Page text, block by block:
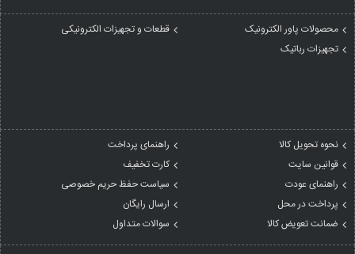
محصولات پاور الکترونیک
قطعات و تجهیزات الکترونیکی
تجهیزات رباتیک
نحوه تحویل کالا
راهنمای پرداخت
قوانین سایت
کارت تخفیف
راهنمای عودت
سیاست حفظ حریم خصوصی
پرداخت در محل
ارسال رایگان
ضمانت تعویض کالا
سوالات متداول